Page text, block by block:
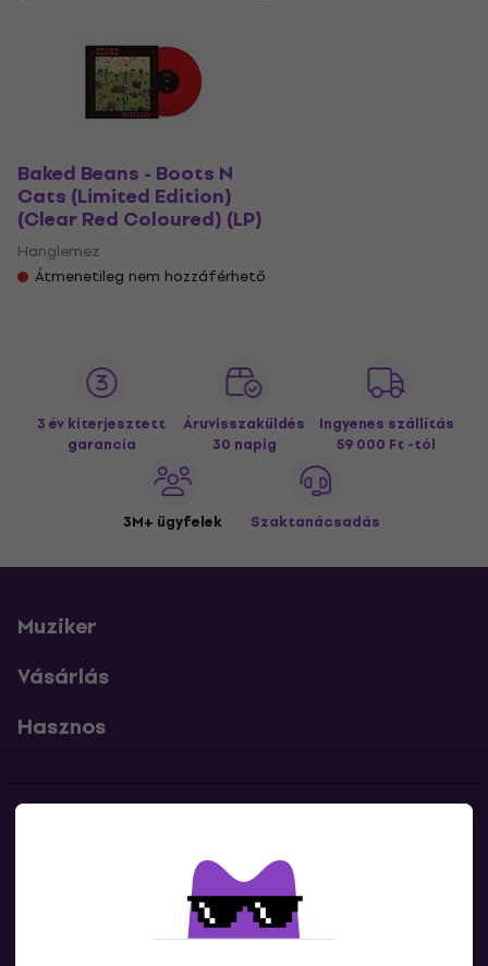
Baked Beans - Boots N
Cats (Limited Edition)
(Clear Red Coloured) (LP)
Hanglemez
Átmenetileg nem hozzáférhető
3 év kiterjesztett
garancia
Áruvisszaküldés
30 napig
Ingyenes szállítás
59 000 Ft -tól
3M+ ügyfelek Szaktanácsadás
Muziker
Vásárlás
Hasznos
Lépj kapcsolatba velünk